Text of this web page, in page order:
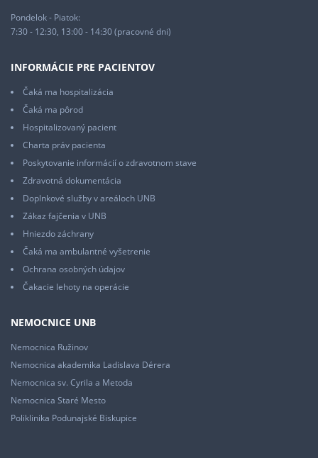
Pondelok - Piatok:
7:30 - 12:30, 13:00 - 14:30 (pracovné dni)
INFORMÁCIE PRE PACIENTOV
Čaká ma hospitalizácia
Čaká ma pôrod
Hospitalizovaný pacient
Charta práv pacienta
Poskytovanie informácií o zdravotnom stave
Zdravotná dokumentácia
Doplnkové služby v areáloch UNB
Zákaz fajčenia v UNB
Hniezdo záchrany
Čaká ma ambulantné vyšetrenie
Ochrana osobných údajov
Čakacie lehoty na operácie
NEMOCNICE UNB
Nemocnica Ružinov
Nemocnica akademika Ladislava Dérera
Nemocnica sv. Cyrila a Metoda
Nemocnica Staré Mesto
Poliklinika Podunajské Biskupice